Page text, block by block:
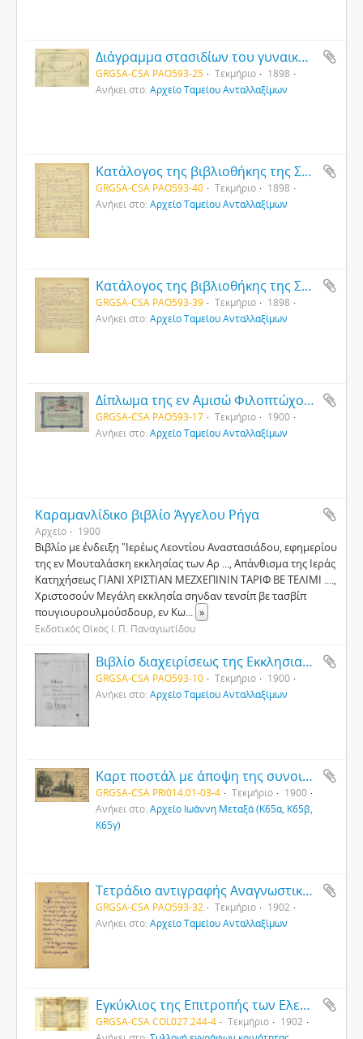
Διάγραμμα στασιδίων του γυναικωνίτη της εκκλησίας του Αγίου Γεωργίου Μέτρων Θράκης
GRGSA-CSA PAO593-25 Τεκμήριο
1898
Ανήκει στο: Αρχείο Ταμείου Ανταλλαξίμων
Κατάλογος της βιβλιοθήκης της Σχολής της κοινότητας Νεαπόλεως - Νεβσεχίρ Καππαδοκίας (2)
GRGSA-CSA PAO593-40 Τεκμήριο
1898
Ανήκει στο: Αρχείο Ταμείου Ανταλλαξίμων
Κατάλογος της βιβλιοθήκης της Σχολής της κοινότητας Νεαπόλεως - Νεβσεχίρ Καππαδοκίας (1)
GRGSA-CSA PAO593-39 Τεκμήριο
1898
Ανήκει στο: Αρχείο Ταμείου Ανταλλαξίμων
Δίπλωμα της εν Αμισώ Φιλοπτώχου Αλερφότητος "Ορθοδοξία"
GRGSA-CSA PAO593-17 Τεκμήριο
1900
Ανήκει στο: Αρχείο Ταμείου Ανταλλαξίμων
Καραμανλίδικο βιβλίο Άγγελου Ρήγα
Αρχείο 1900
Βιβλίο με ένδειξη "Ιερέως Λεοντίου Αναστασιάδου, εφημερίου
της εν Μουταλάσκη εκκλησίας των Αρ ..., Απάνθισμα της Ιεράς
Κατηχήσεως ΓΙΑΝΙ ΧΡΙΣΤΙΑΝ ΜΕΖΧΕΠΙΝΙΝ ΤΑΡΙΦ ΒΕ ΤΕΛΙΜΙ ....,
Χριστοσούν Μεγάλη εκκλησία σηνδαν τενσίπ βε τασβίπ
πουγιουρουλμούσδουρ, εν Κω... »
Εκδοτικός Οίκος Ι. Π. Παναγιωτίδου
Βιβλίο διαχειρίσεως της Εκκλησιαστικής Επιτροπής της κοινότητας Παντειχίου Χαλκηδόνας
GRGSA-CSA PAO593-10 Τεκμήριο
1900
Ανήκει στο: Αρχείο Ταμείου Ανταλλαξίμων
Καρτ ποστάλ με άποψη της συνοικίας Μπέλλα Βίστα της Σμύρνης
GRGSA-CSA PRI014.01-03-4 Τεκμήριο
1900
Ανήκει στο: Αρχείο Ιωάννη Μεταξά (Κ65α, Κ65β,
Κ65γ)
Τετράδιο αντιγραφής Αναγνωστικού μαθητή Γ΄ ταξης σχολείου στην Άγκυρα (1)
GRGSA-CSA PAO593-32 Τεκμήριο
1902
Ανήκει στο: Αρχείο Ταμείου Ανταλλαξίμων
Εγκύκλιος της Επιτροπής των Ελεών υπέρ των Φιλανθρωπικών Καταστημάτων Κωνσταντινούπολης προς την ορθόδοξη Κοινότητα Ταβλοσούν
GRGSA-CSA COL027.244-4 Τεκμήριο
1902